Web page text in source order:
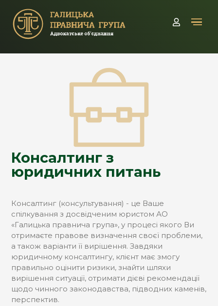
Кабінет
Консалтинг з
юридичних питань
Консалтинг (консультування) - це Ваше
спілкування з досвідченим юристом АО
«Галицька правнича група», у процесі якого Ви
отримаєте правове визначення своєї проблеми,
а також варіанти її вирішення. Завдяки
юридичному консалтингу, клієнт має змогу
правильно оцінити ризики, знайти шляхи
вирішення ситуації, отримати дієві рекомендації
щодо чинного законодавства, підводних каменів,
перспектив.